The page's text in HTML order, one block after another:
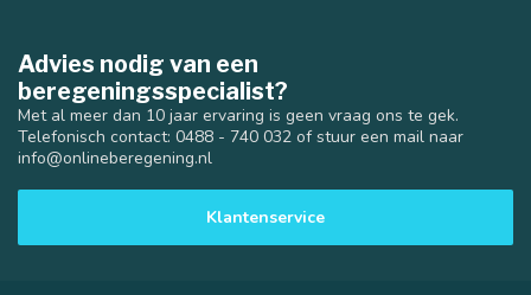
Advies nodig van een
beregeningsspecialist?
Met al meer dan 10 jaar ervaring is geen vraag ons te gek.
Telefonisch contact: 0488 - 740 032 of stuur een mail naar
info@onlineberegening.nl
Klantenservice